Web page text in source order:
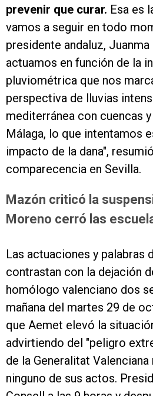
prevenir que curar. Esa es
vamos a seguir en todo
presidente andaluz,
actuamos en función de la
pluviométrica que nos
perspectiva de lluvias
mediterránea con cuencas
Málaga, lo que intentamos
impacto de la dana",
comparecencia en Sevilla.
Mazón criticó la
Moreno cerró las
Las actuaciones y palabras
contrastan con la dejación
homólogo valenciano dos
mañana del martes 29 de
que Aemet elevó la
advirtiendo del "peligro
de la Generalitat
ninguno de sus actos.